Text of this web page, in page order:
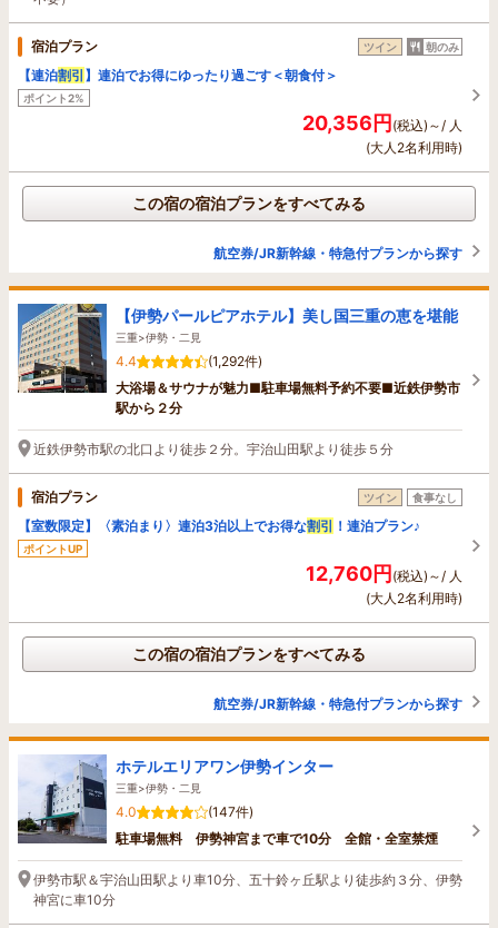
宿泊プラン ツイン 朝のみ
【連泊割引 】連泊でお得にゆったり過ごす＜朝食付＞
ポイント2%
20,356円(税込)～/ 人
(大人2名利用時)
この宿の宿泊プランをすべてみる
航空券/JR新幹線・特急付プランから探す
【伊勢パールピアホテル】美し国三重の恵を堪能
三重>伊勢・二見
4.4
(1,292件)
大浴場＆サウナが魅力■駐車場無料予約不要■近鉄伊勢市
駅から２分
近鉄伊勢市駅の北口より徒歩２分。宇治山田駅より徒歩５分
宿泊プラン ツイン 食事なし
【室数限定】〈素泊まり〉連泊3泊以上でお得な割引 ！連泊プラン♪
ポイントUP
12,760円(税込)～/ 人
(大人2名利用時)
この宿の宿泊プランをすべてみる
航空券/JR新幹線・特急付プランから探す
ホテルエリアワン伊勢インター
三重>伊勢・二見
4.0
(147件)
駐車場無料 伊勢神宮まで車で10分 全館・全室禁煙
伊勢市駅＆宇治山田駅より車10分、五十鈴ヶ丘駅より徒歩約３分、伊勢
神宮に車10分